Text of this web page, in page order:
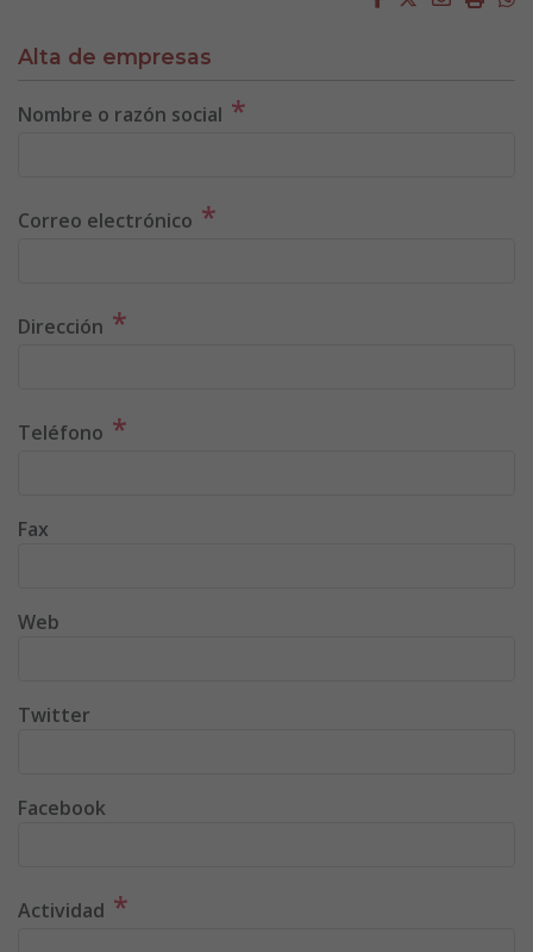
Alta de empresas
Nombre o razón social *
Correo electrónico *
Dirección *
Teléfono *
Fax
Web
Twitter
Facebook
Actividad *